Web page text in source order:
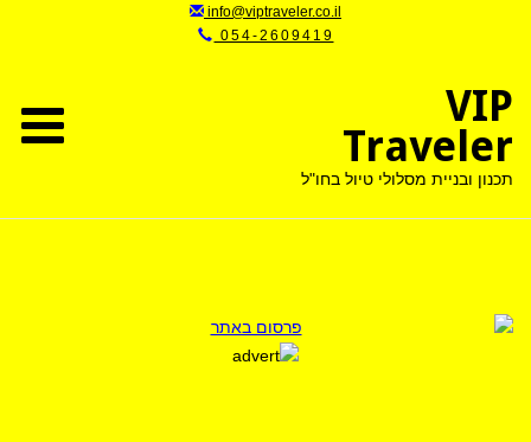
054-2609419
VIP
Traveler
תכנון ובניית מסלולי טיול בחו"ל